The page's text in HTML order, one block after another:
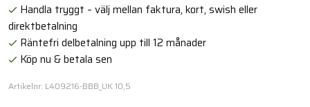
Handla tryggt – välj mellan faktura, kort, swish eller
direktbetalning
Räntefri delbetalning upp till 12 månader
Köp nu & betala sen
Artikelnr: L409216-BBB_UK 10,5